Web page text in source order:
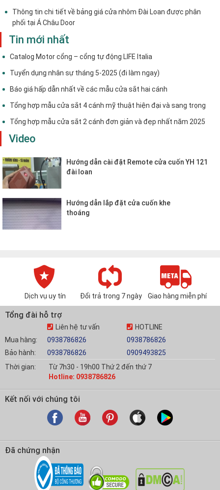
Thông tin chi tiết về bảng giá cửa nhôm Đài Loan được phân
phối tại Á Châu Door
Tin mới nhất
Catalog Motor cổng – cổng tự động LIFE Italia
Tuyển dụng nhân sự tháng 5-2025 (đi làm ngay)
Báo giá hấp dẫn nhất về các mẫu cửa sắt hai cánh
Tổng hợp mẫu cửa sắt 4 cánh mỹ thuật hiện đại và sang trọng
Tổng hợp mẫu cửa sắt 2 cánh đơn giản và đẹp nhất năm 2025
Video
Hướng dẫn cài đặt Remote cửa cuốn YH 121
đài loan
Hướng dẫn lắp đặt cửa cuốn khe
thoáng
Dịch vụ uy tín Đổi trả trong 7 ngày Giao hàng miễn phí
Tổng đài hỗ trợ
Mua hàng:
Bảo hành:
Liên hệ tư vấn
0938786826
0938786826
HOTLINE
0938786826
0909493825
Thời gian:
Từ 7h30 - 19h00 Thứ 2 đến thứ 7
Hotline: 0938786826
Kết nối với chúng tôi
Đã chứng nhận